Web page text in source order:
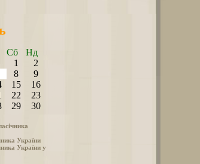
Сб
Нд
1
2
8
9
15
16
22
23
29
30
України
України у